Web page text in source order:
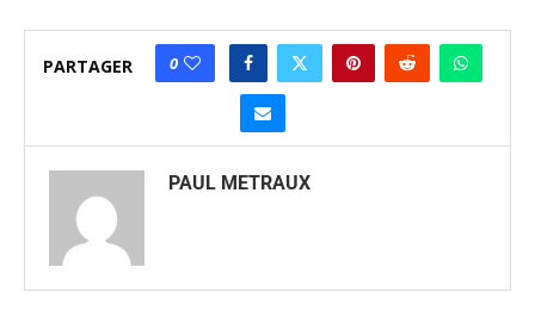
PARTAGER 0
PAUL METRAUX